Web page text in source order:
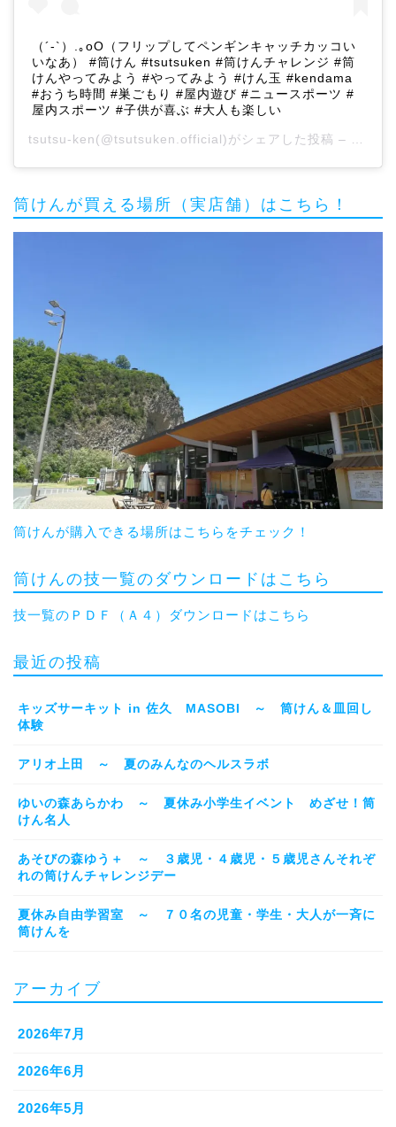
（´-`）.｡oO（フリップしてペンギンキャッチカッコい
いなあ） #筒けん #tsutsuken #筒けんチャレンジ #筒
けんやってみよう #やってみよう #けん玉 #kendama
#おうち時間 #巣ごもり #屋内遊び #ニュースポーツ #
屋内スポーツ #子供が喜ぶ #大人も楽しい
tsutsu-ken(@tsutsuken.official)がシェアした投稿 –
筒けんが買える場所（実店舗）はこちら！
筒けんが購入できる場所はこちらをチェック！
筒けんの技一覧のダウンロードはこちら
技一覧のＰＤＦ（Ａ４）ダウンロードはこちら
最近の投稿
キッズサーキット in 佐久 MASOBI ～ 筒けん＆皿回し
体験
アリオ上田 ～ 夏のみんなのヘルスラボ
ゆいの森あらかわ ～ 夏休み小学生イベント めざせ！筒
けん名人
あそびの森ゆう＋ ～ ３歳児・４歳児・５歳児さんそれぞ
れの筒けんチャレンジデー
夏休み自由学習室 ～ ７０名の児童・学生・大人が一斉に
筒けんを
アーカイブ
2026年7月
2026年6月
2026年5月